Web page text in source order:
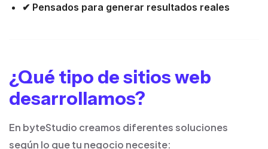
✔ Pensados para generar resultados reales
¿Qué tipo de sitios web
desarrollamos?
En byteStudio creamos diferentes soluciones
según lo que tu negocio necesite: